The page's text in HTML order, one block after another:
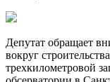
Депутат обращает
вокруг
трехкилометровой